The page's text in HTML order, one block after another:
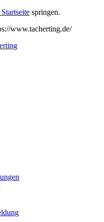
springen.
www.tacherting.de/